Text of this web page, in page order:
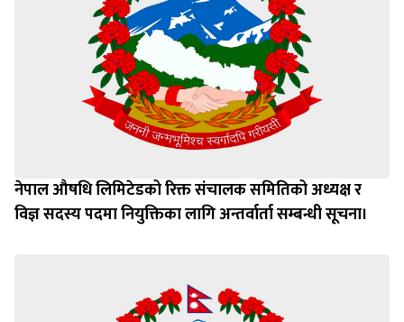
नेपाल औषधि लिमिटेडको रिक्त संचालक समितिको अध्यक्ष र
विज्ञ सदस्य पदमा नियुक्तिका लागि अन्तर्वार्ता सम्बन्धी सूचना।